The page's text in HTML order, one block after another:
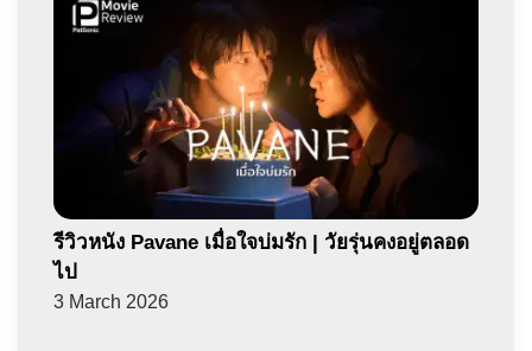
รีวิวหนัง Pavane เมื่อใจบ่มรัก | วัยรุ่นคงอยู่ตลอด
ไป
3 March 2026